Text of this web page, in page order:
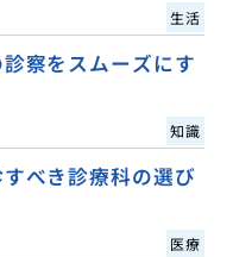
生活
察をスムーズにす
知識
べき診療科の選び
医療